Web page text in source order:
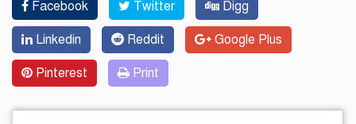
Facebook Twitter Digg
Linkedin Reddit Google Plus
Pinterest Print